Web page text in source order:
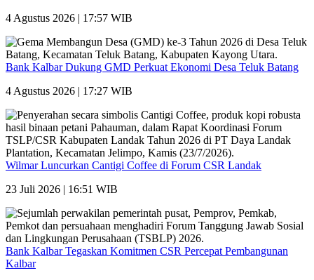
4 Agustus 2026 | 17:57 WIB
Bank Kalbar Dukung GMD Perkuat Ekonomi Desa Teluk Batang
4 Agustus 2026 | 17:27 WIB
Wilmar Luncurkan Cantigi Coffee di Forum CSR Landak
23 Juli 2026 | 16:51 WIB
Bank Kalbar Tegaskan Komitmen CSR Percepat Pembangunan
Kalbar